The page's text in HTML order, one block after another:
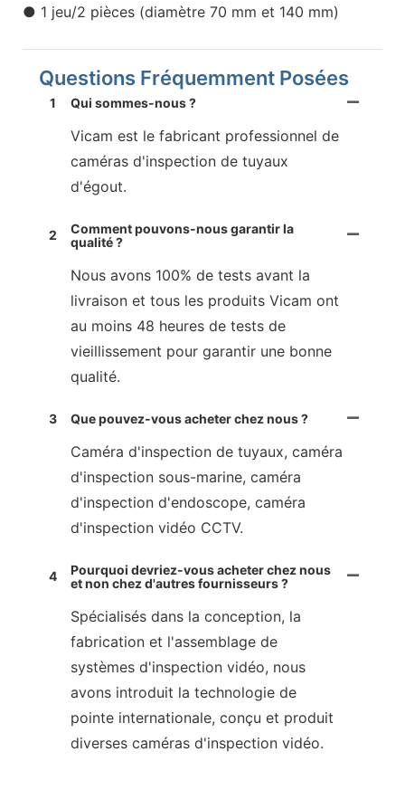
● 1 jeu/2 pièces (diamètre 70 mm et 140 mm)
Questions Fréquemment Posées
1 Qui sommes-nous ?
Vicam est le fabricant professionnel de
caméras d'inspection de tuyaux
d'égout.
2
Comment pouvons-nous garantir la
qualité ?
Nous avons 100% de tests avant la
livraison et tous les produits Vicam ont
au moins 48 heures de tests de
vieillissement pour garantir une bonne
qualité.
3 Que pouvez-vous acheter chez nous ?
Caméra d'inspection de tuyaux, caméra
d'inspection sous-marine, caméra
d'inspection d'endoscope, caméra
d'inspection vidéo CCTV.
4
Pourquoi devriez-vous acheter chez nous
et non chez d'autres fournisseurs ?
Spécialisés dans la conception, la
fabrication et l'assemblage de
systèmes d'inspection vidéo, nous
avons introduit la technologie de
pointe internationale, conçu et produit
diverses caméras d'inspection vidéo.